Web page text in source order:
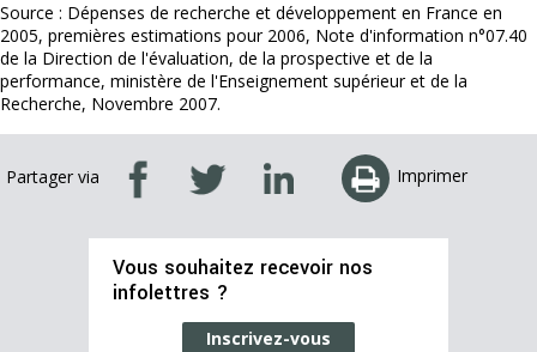
Source : Dépenses de recherche et développement en France en
2005, premières estimations pour 2006, Note d'information n°07.40
de la Direction de l'évaluation, de la prospective et de la
performance, ministère de l'Enseignement supérieur et de la
Recherche, Novembre 2007.
Partager via Imprimer
Vous souhaitez recevoir nos
infolettres ?
Inscrivez-vous